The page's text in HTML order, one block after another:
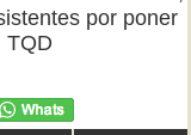
por poner
TQD